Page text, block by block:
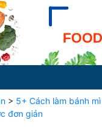
> 5+ Cách làm bánh
đơn giản